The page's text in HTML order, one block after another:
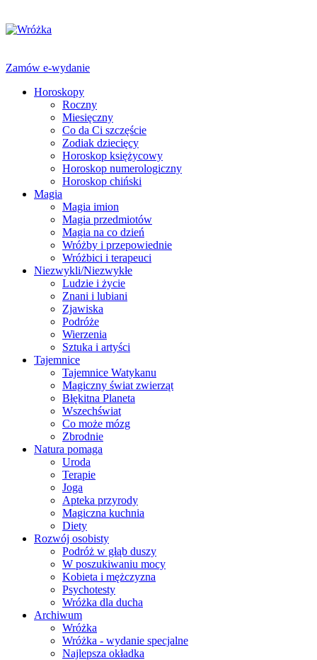
Zamów e-wydanie
Horoskopy
Roczny
Miesięczny
Co da Ci szczęście
Zodiak dziecięcy
Horoskop księżycowy
Horoskop numerologiczny
Horoskop chiński
Magia
Magia imion
Magia przedmiotów
Magia na co dzień
Wróżby i przepowiednie
Wróżbici i terapeuci
Niezwykli/Niezwykłe
Ludzie i życie
Znani i lubiani
Zjawiska
Podróże
Wierzenia
Sztuka i artyści
Tajemnice
Tajemnice Watykanu
Magiczny świat zwierząt
Błękitna Planeta
Wszechświat
Co może mózg
Zbrodnie
Natura pomaga
Uroda
Terapie
Joga
Apteka przyrody
Magiczna kuchnia
Diety
Rozwój osobisty
Podróż w głąb duszy
W poszukiwaniu mocy
Kobieta i mężczyzna
Psychotesty
Wróżka dla ducha
Archiwum
Wróżka
Wróżka - wydanie specjalne
Najlepsza okładka